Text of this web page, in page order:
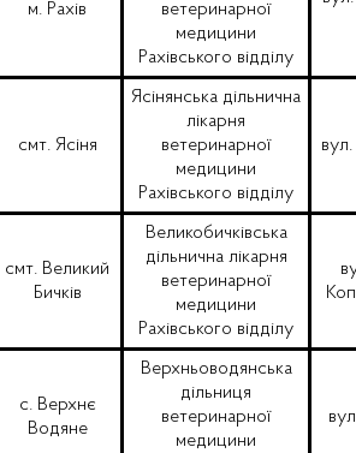
м. Рахів
ветеринарної
медицини
Рахівського відділу
смт. Ясіня
Ясінянська дільнична
лікарня
ветеринарної
медицини
Рахівського відділу
смт. Великий
Бичків
Великобичківська
дільнична лікарня
ветеринарної
медицини
Рахівського відділу
с. Верхнє
Водяне
Верхньоводянська
дільниця
ветеринарної
медицини